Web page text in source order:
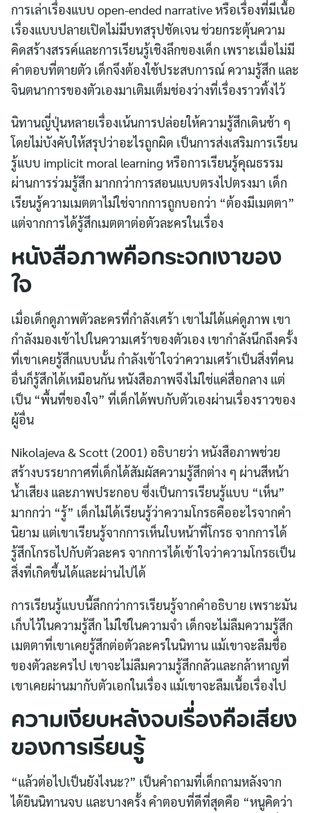
Search
การเล่าเรื่องแบบ open-ended narrative หรือเรื่องที่มีเนื้อ
เรื่องแบบปลายเปิดไม่มีบทสรุปชัดเจน ช่วยกระตุ้นความ
คิดสร้างสรรค์และการเรียนรู้เชิงลึกของเด็ก เพราะเมื่อไม่มี
คำตอบที่ตายตัว เด็กจึงต้องใช้ประสบการณ์ ความรู้สึก และ
จินตนาการของตัวเองมาเติมเต็มช่องว่างที่เรื่องราวทิ้งไว้
นิทานญี่ปุ่นหลายเรื่องเน้นการปล่อยให้ความรู้สึกเดินช้า ๆ
โดยไม่บังคับให้สรุปว่าอะไรถูกผิด เป็นการส่งเสริมการเรียน
รู้แบบ implicit moral learning หรือการเรียนรู้คุณธรรม
ผ่านการร่วมรู้สึก มากกว่าการสอนแบบตรงไปตรงมา เด็ก
เรียนรู้ความเมตตาไม่ใช่จากการถูกบอกว่า “ต้องมีเมตตา”
แต่จากการได้รู้สึกเมตตาต่อตัวละครในเรื่อง
หนังสือภาพคือกระจกเงาของ
ใจ
เมื่อเด็กดูภาพตัวละครที่กำลังเศร้า เขาไม่ได้แค่ดูภาพ เขา
กำลังมองเข้าไปในความเศร้าของตัวเอง เขากำลังนึกถึงครั้ง
ที่เขาเคยรู้สึกแบบนั้น กำลังเข้าใจว่าความเศร้าเป็นสิ่งที่คน
อื่นก็รู้สึกได้เหมือนกัน หนังสือภาพจึงไม่ใช่แค่สื่อกลาง แต่
เป็น “พื้นที่ของใจ” ที่เด็กได้พบกับตัวเองผ่านเรื่องราวของ
ผู้อื่น
Nikolajeva & Scott (2001) อธิบายว่า หนังสือภาพช่วย
สร้างบรรยากาศที่เด็กได้สัมผัสความรู้สึกต่าง ๆ ผ่านสีหน้า
น้ำเสียง และภาพประกอบ ซึ่งเป็นการเรียนรู้แบบ “เห็น”
มากกว่า “รู้” เด็กไม่ได้เรียนรู้ว่าความโกรธคืออะไรจากคำ
นิยาม แต่เขาเรียนรู้จากการเห็นใบหน้าที่โกรธ จากการได้
รู้สึกโกรธไปกับตัวละคร จากการได้เข้าใจว่าความโกรธเป็น
สิ่งที่เกิดขึ้นได้และผ่านไปได้
การเรียนรู้แบบนี้ลึกกว่าการเรียนรู้จากคำอธิบาย เพราะมัน
เก็บไว้ในความรู้สึก ไม่ใช่ในความจำ เด็กจะไม่ลืมความรู้สึก
เมตตาที่เขาเคยรู้สึกต่อตัวละครในนิทาน แม้เขาจะลืมชื่อ
ของตัวละครไป เขาจะไม่ลืมความรู้สึกกลัวและกล้าหาญที่
เขาเคยผ่านมากับตัวเอกในเรื่อง แม้เขาจะลืมเนื้อเรื่องไป
ความเงียบหลังจบเรื่องคือเสียง
ของการเรียนรู้
“แล้วต่อไปเป็นยังไงนะ?” เป็นคำถามที่เด็กถามหลังจาก
ได้ยินนิทานจบ และบางครั้ง คำตอบที่ดีที่สุดคือ “หนูคิดว่า